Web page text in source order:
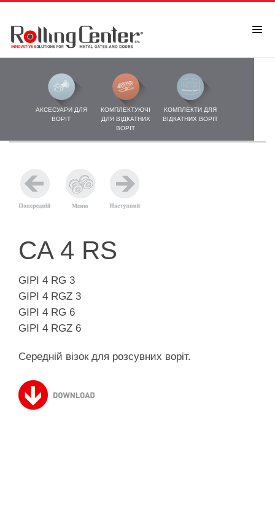
АКСЕСУАРИ ДЛЯ
ВОРІТ
КОМПЛЕКТУЮЧІ
ДЛЯ ВІДКАТНИХ
ВОРІТ
КОМПЛЕКТИ ДЛЯ
ВІДКАТНИХ ВОРІТ
CA 4 RS
GIPI 4 RG 3
GIPI 4 RGZ 3
GIPI 4 RG 6
GIPI 4 RGZ 6
Середній візок для розсувних воріт.